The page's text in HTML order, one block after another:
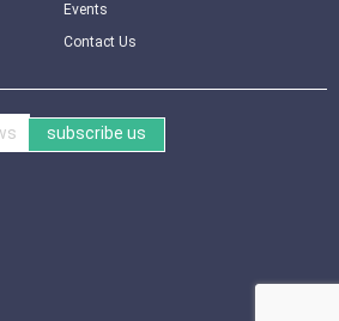
Events
Contact Us
subscribe us